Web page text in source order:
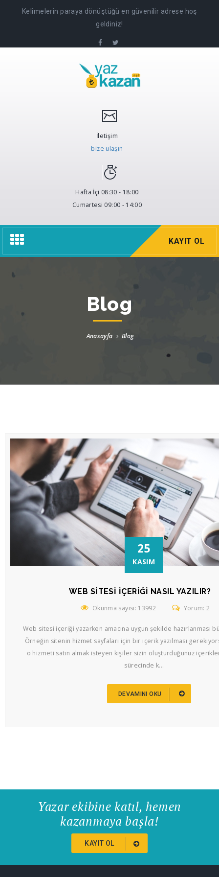
Kelimelerin paraya dönüştüğü en güvenilir adrese hoş
geldiniz!
İletişim
bize ulaşın
Hafta İçi 08:30 - 18:00
Cumartesi 09:00 - 14:00
Navigasyon
Menü
KAYIT OL
Blog
Anasayfa Blog
25
KASIM
WEB SITESI İÇERIĞI NASIL YAZILIR?
Okunma sayısı: 13992 Yorum: 2
Web sitesi içeriği yazarken amacına uygun şekilde hazırlanması
Örneğin sitenin hizmet sayfaları için bir içerik yazılması
o hizmeti satın almak isteyen kişiler sizin oluşturduğunuz
sürecinde k...
DEVAMINI OKU
Yazar ekibine katıl, hemen
kazanmaya başla!
KAYIT OL